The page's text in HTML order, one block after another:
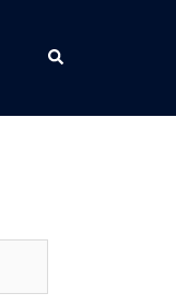
Search